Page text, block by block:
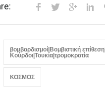
βομβαρδισμοί|Βομβιστική επίθεση|
Κούρδοι|Τουκία|τρομοκρατία
ΚΟΣΜΟΣ